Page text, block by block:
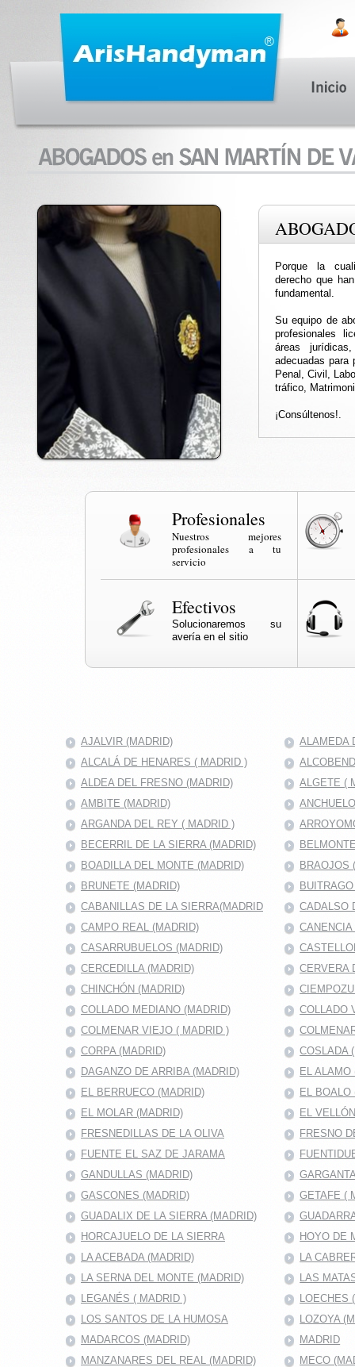
Porque la
derecho que
fundamental.
Su equipo de
profesionales
áreas
adecuadas para
Penal, Civil,
tráfico,
¡Consúltenos!.
Profesionales
Nuestros mejores
profesionales a tu
servicio
Efectivos
Solucionaremos su
avería en el sitio
AJALVIR (MADRID)
ALAMEDA
ALCALÁ DE HENARES ( MADRID )
ALDEA DEL FRESNO (MADRID)
ALGETE (
AMBITE (MADRID)
ARGANDA DEL REY ( MADRID )
BECERRIL DE LA SIERRA (MADRID)
BOADILLA DEL MONTE (MADRID)
BRAOJOS
BRUNETE (MADRID)
CABANILLAS DE LA SIERRA(MADRID
CADALSO
CAMPO REAL (MADRID)
CASARRUBUELOS (MADRID)
CERCEDILLA (MADRID)
CERVERA
CHINCHÓN (MADRID)
COLLADO MEDIANO (MADRID)
COLLADO
COLMENAR VIEJO ( MADRID )
CORPA (MADRID)
COSLADA
DAGANZO DE ARRIBA (MADRID)
EL ALAMO
EL BERRUECO (MADRID)
EL BOALO
EL MOLAR (MADRID)
EL
FRESNEDILLAS DE LA OLIVA
FRESNO
FUENTE EL SAZ DE JARAMA
GANDULLAS (MADRID)
GASCONES (MADRID)
GETAFE (
GUADALIX DE LA SIERRA (MADRID)
HORCAJUELO DE LA SIERRA
HOYO DE
LA ACEBADA (MADRID)
LA
LA SERNA DEL MONTE (MADRID)
LAS
LEGANÉS ( MADRID )
LOECHES
LOS SANTOS DE LA HUMOSA
LOZOYA
MADARCOS (MADRID)
MADRID
MANZANARES DEL REAL (MADRID)
MECO